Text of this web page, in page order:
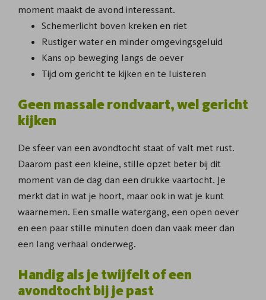
moment maakt de avond interessant.
Schemerlicht boven kreken en riet
Rustiger water en minder omgevingsgeluid
Kans op beweging langs de oever
Tijd om gericht te kijken en te luisteren
Geen massale rondvaart, wel gericht
kijken
De sfeer van een avondtocht staat of valt met rust.
Daarom past een kleine, stille opzet beter bij dit
moment van de dag dan een drukke vaartocht. Je
merkt dat in wat je hoort, maar ook in wat je kunt
waarnemen. Een smalle watergang, een open oever
en een paar stille minuten doen dan vaak meer dan
een lang verhaal onderweg.
Handig als je twijfelt of een
avondtocht bij je past